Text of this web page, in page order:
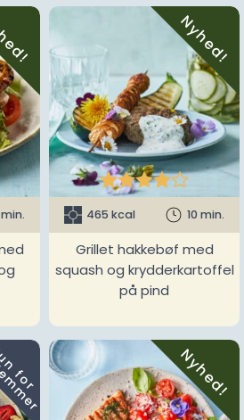
min.
Nyhed!

465 kcal 10 min.
Grillet hakkebøf med
squash og krydderkartoffel
på pind
Nyhed!